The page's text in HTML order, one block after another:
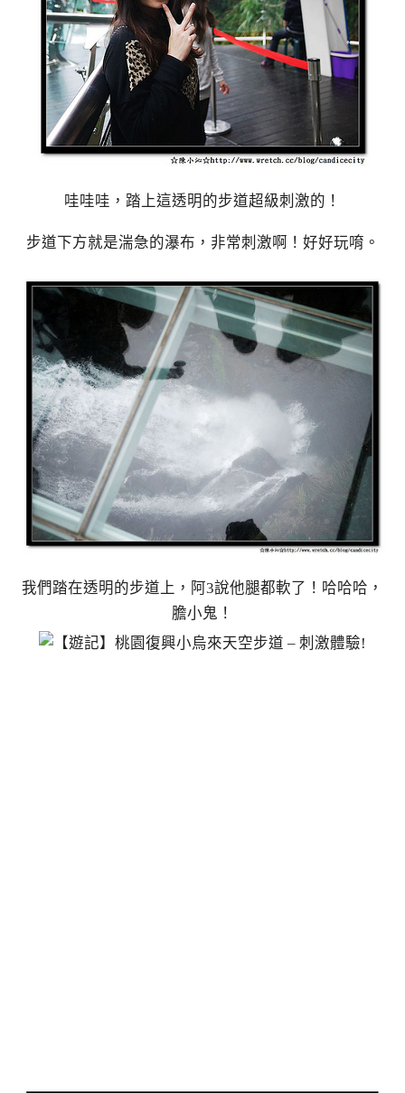
哇哇哇，踏上這透明的步道超級刺激的！
步道下方就是湍急的瀑布，非常刺激啊！好好玩唷。
我們踏在透明的步道上，阿3說他腿都軟了！哈哈哈，
膽小鬼！